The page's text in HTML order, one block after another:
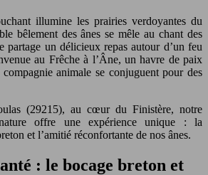
illumine les prairies verdoyantes du
bêlement des ânes se mêle au chant des
partage un délicieux repas autour d’un feu
au Frêche à l’Âne, un havre de paix
animale se conjuguent pour des
(29215), au cœur du Finistère, notre
offre une expérience unique : la
et l’amitié réconfortante de nos ânes.
: le bocage breton et